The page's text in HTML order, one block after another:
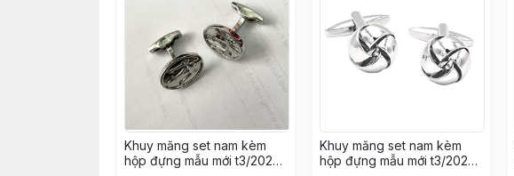
Khuy măng set nam kèm
hộp đựng mẫu mới t3/2024
Khuy măng set nam kèm
hộp đựng mẫu mới t3/2024